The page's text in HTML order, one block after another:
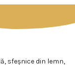
sfeşnice din lemn,